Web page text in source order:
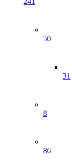
50
31
8
86